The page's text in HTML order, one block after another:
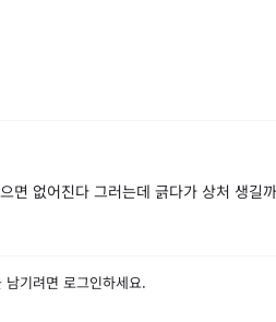
면 없어진다 그러는데 긁다가 상처 생길
남기려면 로그인하세요.